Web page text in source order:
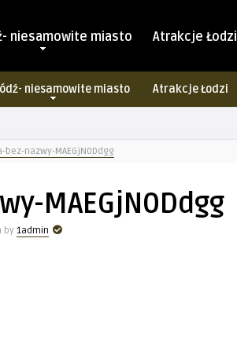
niesamowite miasto Atrakcje Łodzi
niesamowite miasto Atrakcje Łodzi
bez-nazwy-MAEGjN0Ddgg
MAEGjN0Ddgg
by 1admin